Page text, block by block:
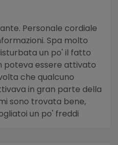
Personale cordiale
Spa molto
un po' il fatto
poteva essere attivato
che qualcuno
in gran parte della
sono trovata bene,
un po' freddi